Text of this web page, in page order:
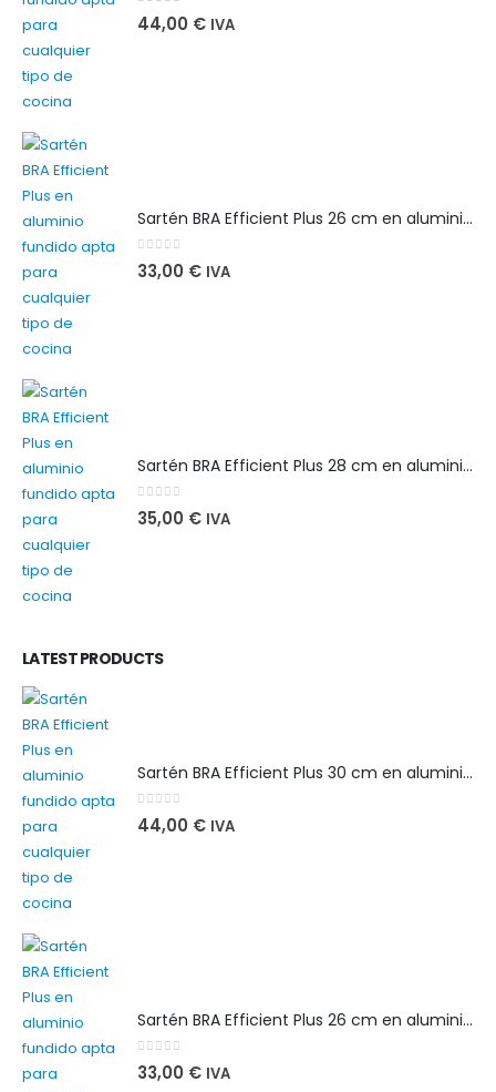
0out of 5
44,00 € IVA
Sartén BRA Efficient Plus 26 cm en aluminio fundido apta para cualquier tipo de cocina
0out of 5
33,00 € IVA
Sartén BRA Efficient Plus 28 cm en aluminio fundido apta para cualquier tipo de cocina
0out of 5
35,00 € IVA
LATEST PRODUCTS
Sartén BRA Efficient Plus 30 cm en aluminio fundido apta para cualquier tipo de cocina
0out of 5
44,00 € IVA
Sartén BRA Efficient Plus 26 cm en aluminio fundido apta para cualquier tipo de cocina
0out of 5
33,00 € IVA